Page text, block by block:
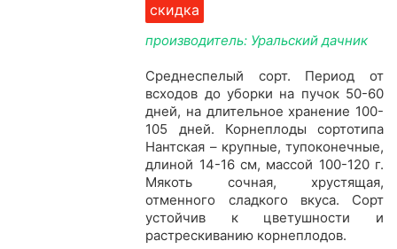
скидка
производитель: Уральский дачник
Среднеспелый сорт. Период от
всходов до уборки на пучок 50-60
дней, на длительное хранение 100-
105 дней. Корнеплоды сортотипа
Нантская – крупные, тупоконечные,
длиной 14-16 см, массой 100-120 г.
Мякоть сочная, хрустящая,
отменного сладкого вкуса. Сорт
устойчив к цветушности и
растрескиванию корнеплодов.